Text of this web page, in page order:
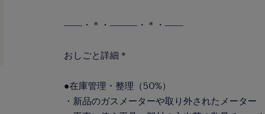
――・＊・―――・＊・――
おしごと詳細＊
●在庫管理・整理（50%）
・新品のガスメーターや取り外されたメーター